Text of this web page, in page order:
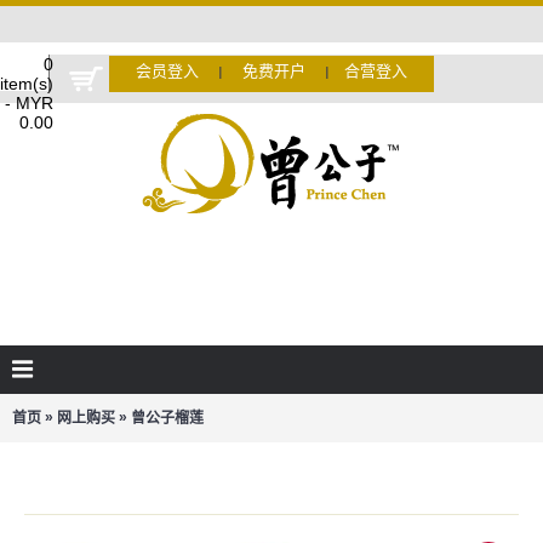
0
item(s)
- MYR
0.00
会员登入 免费开户 合营登入
首页 » 网上购买 » 曾公子榴莲